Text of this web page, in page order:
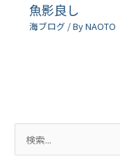
魚影良し
海ブログ / ByNAOTO
索